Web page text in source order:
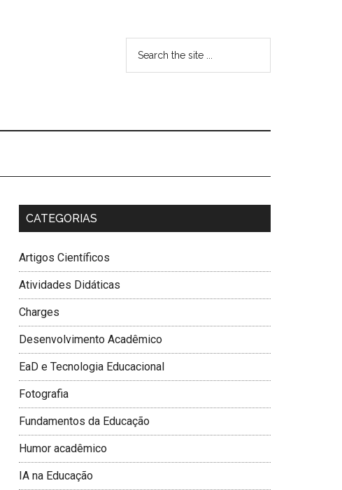
CATEGORIAS
Artigos Científicos
Atividades Didáticas
Charges
Desenvolvimento Acadêmico
EaD e Tecnologia Educacional
Fotografia
Fundamentos da Educação
Humor acadêmico
IA na Educação